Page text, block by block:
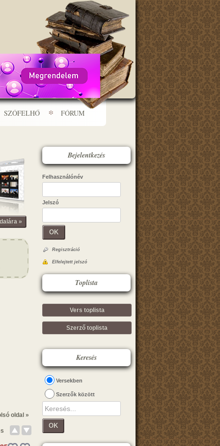
SZÓFELHŐ FÓRUM
»
oldal »
Bejelentkezés
Felhasználónév
Jelszó
OK
Regisztráció
Elfelejtett jelszó
Toplista
Vers toplista
Szerző toplista
Keresés
Versekben
Szerzők között
OK